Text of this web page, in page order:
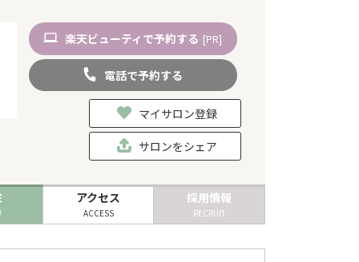
楽天ビューティ で予約する [PR]
電話で予約する
マイサロン登録
サロンをシェア
アクセス
ACCESS
採用情報
RECRUIT